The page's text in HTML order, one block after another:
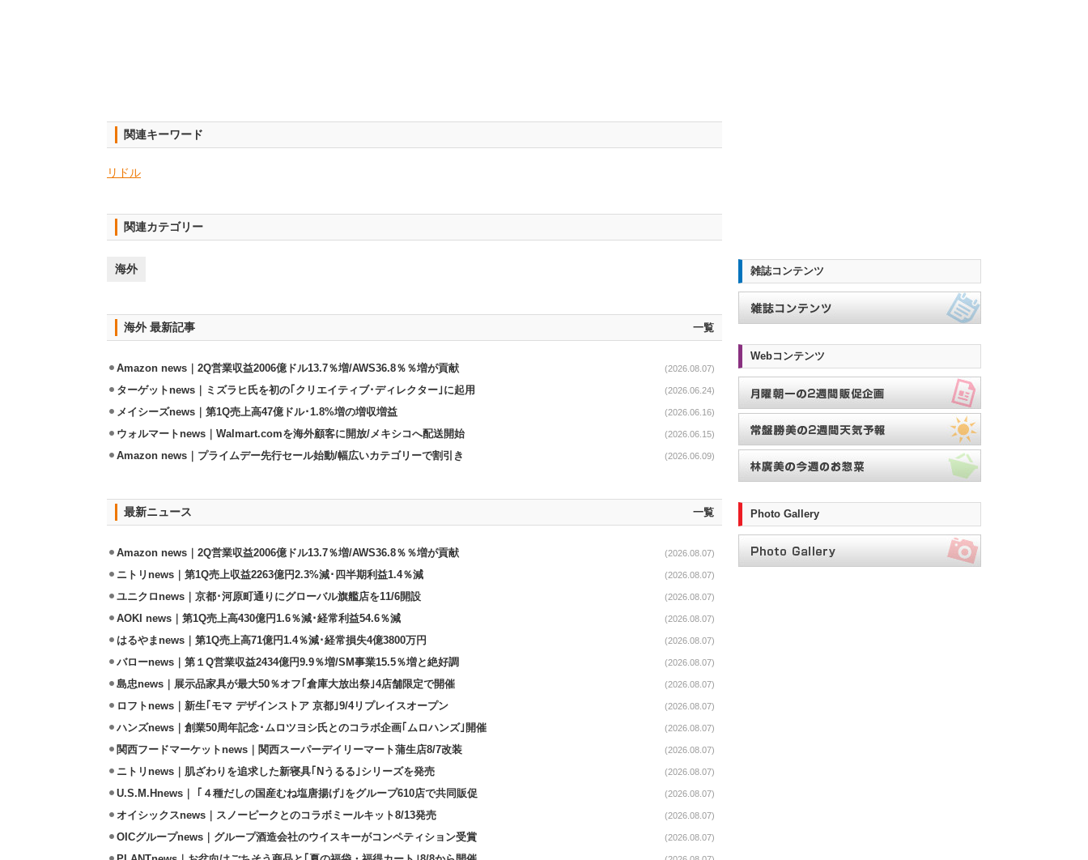
関連キーワード
リドル
関連カテゴリー
海外
海外 最新記事 一覧
Amazon news｜2Q営業収益2006億ドル13.7％増/AWS36.8％％増が貢献 (2026.08.07)
ターゲットnews｜ミズラヒ氏を初の｢クリエイティブ･ディレクター｣に起用 (2026.06.24)
メイシーズnews｜第1Q売上高47億ドル･1.8%増の増収増益 (2026.06.16)
ウォルマートnews｜Walmart.comを海外顧客に開放/メキシコへ配送開始 (2026.06.15)
Amazon news｜プライムデー先行セール始動/幅広いカテゴリーで割引き (2026.06.09)
最新ニュース 一覧
Amazon news｜2Q営業収益2006億ドル13.7％増/AWS36.8％％増が貢献 (2026.08.07)
ニトリnews｜第1Q売上収益2263億円2.3%減･四半期利益1.4％減 (2026.08.07)
ユニクロnews｜京都･河原町通りにグローバル旗艦店を11/6開設 (2026.08.07)
AOKI news｜第1Q売上高430億円1.6％減･経常利益54.6％減 (2026.08.07)
はるやまnews｜第1Q売上高71億円1.4％減･経常損失4億3800万円 (2026.08.07)
バローnews｜第１Q営業収益2434億円9.9％増/SM事業15.5％増と絶好調 (2026.08.07)
島忠news｜展示品家具が最大50％オフ｢倉庫大放出祭｣4店舗限定で開催 (2026.08.07)
ロフトnews｜新生｢モマ デザインストア 京都｣9/4リプレイスオープン (2026.08.07)
ハンズnews｜創業50周年記念･ムロツヨシ氏とのコラボ企画｢ムロハンズ｣開催 (2026.08.07)
関西フードマーケットnews｜関西スーパーデイリーマート蒲生店8/7改装 (2026.08.07)
ニトリnews｜肌ざわりを追求した新寝具｢Nうるる｣シリーズを発売 (2026.08.07)
U.S.M.Hnews｜ ｢４種だしの国産むね塩唐揚げ｣をグループ610店で共同販促 (2026.08.07)
オイシックスnews｜スノーピークとのコラボミールキット8/13発売 (2026.08.07)
OICグループnews｜グループ酒造会社のウイスキーがコンペティション受賞 (2026.08.07)
雑誌コンテンツ
Webコンテンツ
Photo Gallery